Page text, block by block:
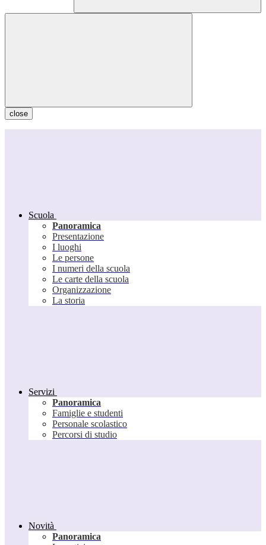
close
Scuola
Panoramica
Presentazione
I luoghi
Le persone
I numeri della scuola
Le carte della scuola
Organizzazione
La storia
Servizi
Panoramica
Famiglie e studenti
Personale scolastico
Percorsi di studio
Novità
Panoramica